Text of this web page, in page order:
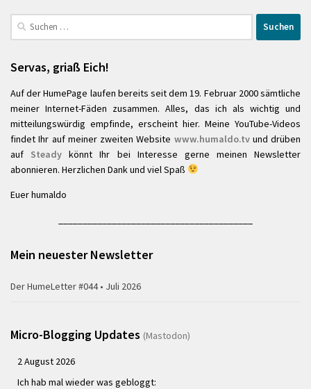
Suchen
nach:
Servas, griaß Eich!
Auf der HumePage laufen bereits seit dem 19. Februar 2000 sämtliche
meiner Internet-Fäden zusammen. Alles, das ich als wichtig und
mitteilungswürdig empfinde, erscheint hier. Meine YouTube-Videos
findet Ihr auf meiner zweiten Website www.humaldo.tvund drüben
auf Steady könnt Ihr bei Interesse gerne meinen Newsletter
abonnieren. Herzlichen Dank und viel Spaß
Euer humaldo
Mein neuester Newsletter
Der HumeLetter #044 • Juli 2026
Micro-Blogging Updates (Mastodon)
2 August 2026
Ich hab mal wieder was gebloggt: